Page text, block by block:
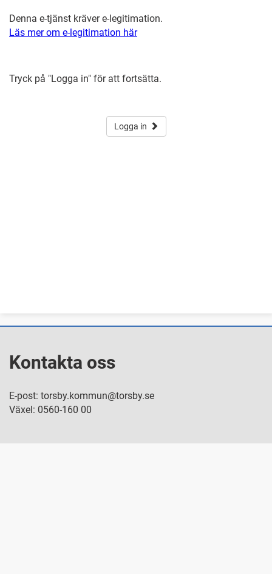
Denna e-tjänst kräver e-legitimation.
Läs mer om e-legitimation här
Tryck på "Logga in" för att fortsätta.
Logga in
Kontakta oss
E-post: torsby.kommun@torsby.se
Växel: 0560-160 00